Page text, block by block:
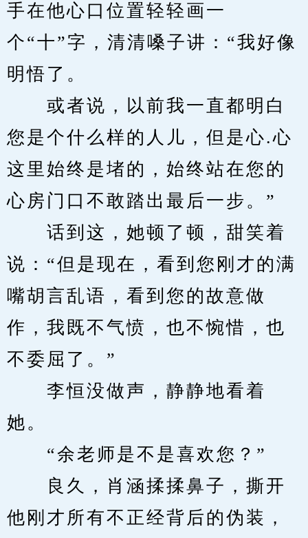
手在他心口位置轻轻画一
个“十”字，清清嗓子讲：“我好像
明悟了。
或者说，以前我一直都明白
您是个什么样的人儿，但是心.心
这里始终是堵的，始终站在您的
心房门口不敢踏出最后一步。”
话到这，她顿了顿，甜笑着
说：“但是现在，看到您刚才的满
嘴胡言乱语，看到您的故意做
作，我既不气愤，也不惋惜，也
不委屈了。”
李恒没做声，静静地看着
她。
“余老师是不是喜欢您？”
良久，肖涵揉揉鼻子，撕开
他刚才所有不正经背后的伪装，